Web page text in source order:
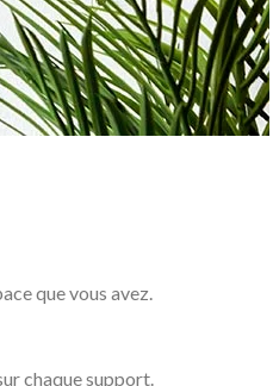
que vous avez.
chaque support.